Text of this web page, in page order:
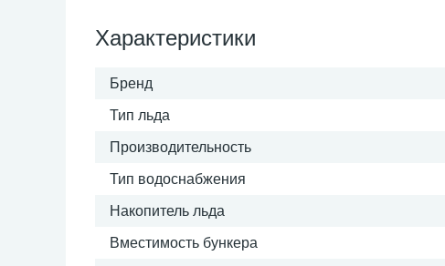
Характеристики
Бренд
Тип льда
Производительность
Тип водоснабжения
Накопитель льда
Вместимость бункера